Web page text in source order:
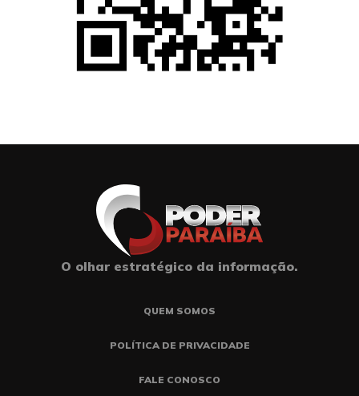
O olhar estratégico da informação.
QUEM SOMOS
POLÍTICA DE PRIVACIDADE
FALE CONOSCO